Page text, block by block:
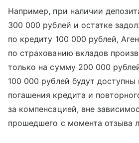
Например, при наличии
300 000 рублей и остатке
по кредиту 100 000 рублей,
по страхованию вкладов
только на сумму 200 000
100 000 рублей будут доступны
погашения кредита и
за компенсацией, вне
прошедшего с момента отзыва